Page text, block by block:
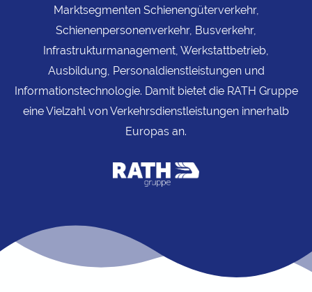
Marktsegmenten Schienengüterverkehr,
Schienenpersonenverkehr, Busverkehr,
Infrastrukturmanagement, Werkstattbetrieb,
Ausbildung, Personaldienstleistungen und
Informationstechnologie. Damit bietet die RATH Gruppe
eine Vielzahl von Verkehrsdienstleistungen innerhalb
Europas an.